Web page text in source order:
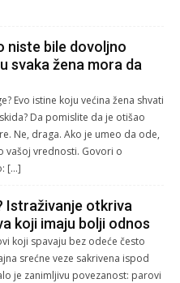
niste bile dovoljno
svaka žena mora da
Evo istine koju većina žena shvati
Da pomislite da je otišao
Ne, draga. Ako je umeo da ode,
vašoj vrednosti. Govori o
[…]
Istraživanje otkriva
koji imaju bolji odnos
koji spavaju bez odeće često
srećne veze sakrivena ispod
je zanimljivu povezanost: parovi